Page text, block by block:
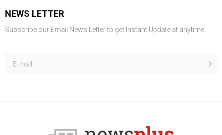
NEWS LETTER
Subscribe our Email News Letter to get Instant Update at anytime